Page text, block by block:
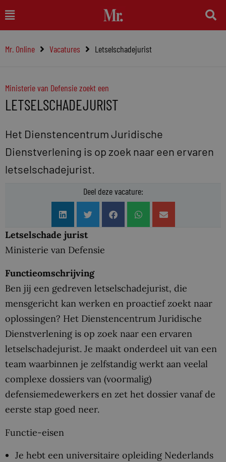
naar
inhoud
Main
Menu
Mr. Online Vacatures Letselschadejurist
Ministerie van Defensie zoekt een
LETSELSCHADEJURIST
Het Dienstencentrum Juridische
Dienstverlening is op zoek naar een ervaren
letselschadejurist.
Deel deze vacature:
Letselschade jurist
Ministerie van Defensie
Functieomschrijving
Ben jij een gedreven letselschadejurist, die
mensgericht kan werken en proactief zoekt naar
oplossingen? Het Dienstencentrum Juridische
Dienstverlening is op zoek naar een ervaren
letselschadejurist. Je maakt onderdeel uit van een
team waarbinnen je zelfstandig werkt aan veelal
complexe dossiers van (voormalig)
defensiemedewerkers en zet het dossier vanaf de
eerste stap goed neer.
Functie-eisen
Je hebt een universitaire opleiding Nederlands